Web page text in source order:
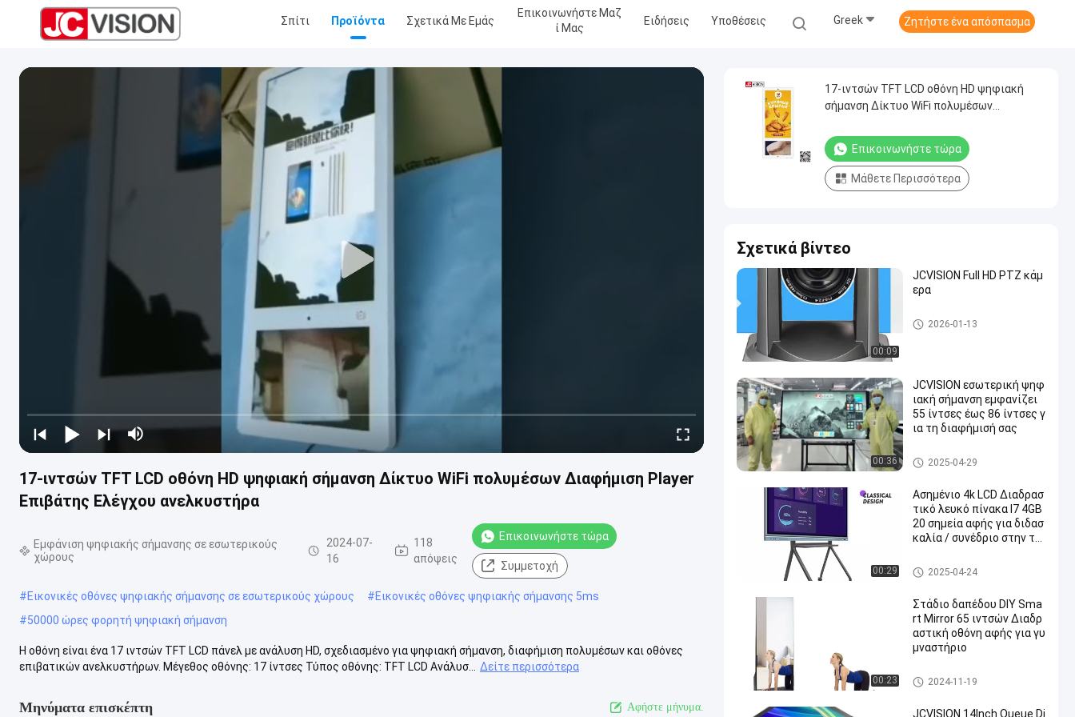
Σπίτι Προϊόντα Σχετικά Με Εμάς
Επικοινωνήστε Μαζ
Ί Μας
Ειδήσεις Υποθέσεις Greek Ζητήστε ένα απόσπασμα
17-ιντσών TFT LCD οθόνη HD ψηφιακή σήμανση Δίκτυο WiFi πολυμέσων Διαφήμιση Player
Επιβάτης Ελέγχου ανελκυστήρα
Εμφάνιση ψηφιακής σήμανσης σε εσωτερικούς
χώρους
2024-07-
16
118
απόψεις
Επικοινωνήστε τώρα
Συμμετοχή
#Εικονικές οθόνες ψηφιακής σήμανσης σε εσωτερικούς χώρους #Εικονικές οθόνες ψηφιακής σήμανσης 5ms
#50000 ώρες φορητή ψηφιακή σήμανση
Η οθόνη είναι ένα 17 ιντσών TFT LCD πάνελ με ανάλυση HD, σχεδιασμένο για ψηφιακή σήμανση, διαφήμιση πολυμέσων και οθόνες
επιβατικών ανελκυστήρων. Μέγεθος οθόνης: 17 ίντσες Τύπος οθόνης: TFT LCD Ανάλυσ...
Δείτε περισσότερα
Μηνύματα επισκέπτη Αφήστε μήνυμα.
17-ιντσών TFT LCD οθόνη HD ψηφιακή
σήμανση Δίκτυο WiFi πολυμέσων
ανελκυστήρα
Επικοινωνήστε τώρα
Μάθετε Περισσότερα
Σχετικά βίντεο
00:09
JCVISION Full HD PTZ κάμ
ερα
Εμφάνιση ψηφιακής σήμανση
ς σε εσωτερικούς χώρους
2026-01-13
00:36
JCVISION εσωτερική ψηφ
ιακή σήμανση εμφανίζει
55 ίντσες έως 86 ίντσες γ
ια τη διαφήμισή σας
Εμφάνιση ψηφιακής σήμανση
ς σε εσωτερικούς χώρους
2025-04-29
00:29
Ασημένιο 4k LCD Διαδρασ
τικό λευκό πίνακα I7 4GB
20 σημεία αφής για διδασ
καλία / συνέδριο στην τά
Εμφάνιση ψηφιακής σήμανση
ς σε εσωτερικούς χώρους
2025-04-24
00:23
Στάδιο δαπέδου DIY Sma
rt Mirror 65 ιντσών Διαδρ
αστική οθόνη αφής για γυ
μναστήριο
Εμφάνιση ψηφιακής σήμανση
ς σε εσωτερικούς χώρους
2024-11-19
JCVISION 14Inch Queue Di